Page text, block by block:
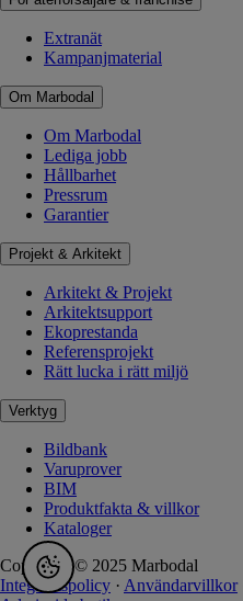
Extranät
Kampanjmaterial
Om Marbodal
Om Marbodal
Lediga jobb
Hållbarhet
Pressrum
Garantier
Projekt & Arkitekt
Arkitekt & Projekt
Arkitektsupport
Ekoprestanda
Referensprojekt
Rätt lucka i rätt miljö
Verktyg
Bildbank
Varuprover
BIM
Produktfakta & villkor
Kataloger
Copyright © 2025 Marbodal
Integritetspolicy · Användarvillkor